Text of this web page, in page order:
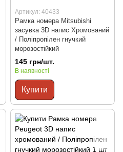
Артикул: 40433
Рамка номера Mitsubishi
засувка 3D напис Хромований
/ Поліпропілен гнучкий
морозостійкий
145 грн/шт.
В наявності
Купити